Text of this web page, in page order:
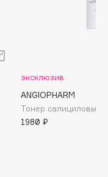
эксклюзив
ANGIOPHARM
Тонер салициловый
1980 ₽